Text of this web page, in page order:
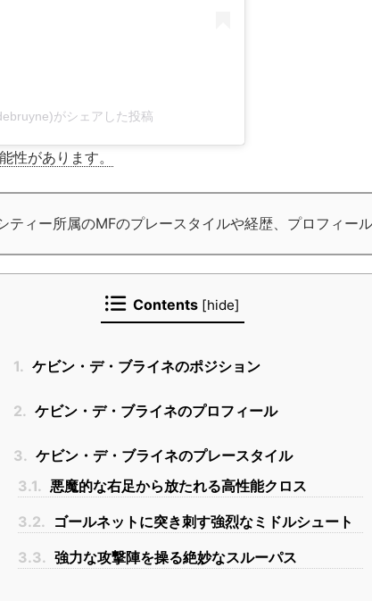
がシェアした投稿
性があります。
ィー所属のMFのプレースタイルや経歴、プロフィー
Contents [hide]
1. ケビン・デ・ブライネのポジション
2. ケビン・デ・ブライネのプロフィール
3. ケビン・デ・ブライネのプレースタイル
3.1. 悪魔的な右足から放たれる高性能クロス
3.2. ゴールネットに突き刺す強烈なミドルシュート
3.3. 強力な攻撃陣を操る絶妙なスルーパス